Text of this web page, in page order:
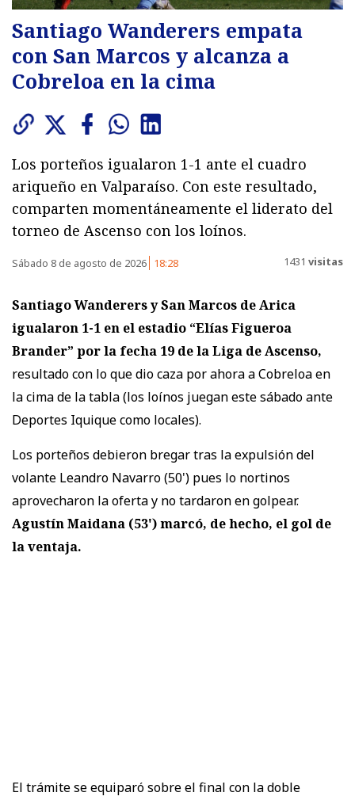
Santiago Wanderers empata
con San Marcos y alcanza a
Cobreloa en la cima
Los porteños igualaron 1-1 ante el cuadro
ariqueño en Valparaíso. Con este resultado,
comparten momentáneamente el liderato del
torneo de Ascenso con los loínos.
Sábado 8 de agosto de 2026 18:28 1431 visitas
Santiago Wanderers y San Marcos de Arica
igualaron 1-1 en el estadio “Elías Figueroa
Brander” por la fecha 19 de la Liga de Ascenso,
resultado con lo que dio caza por ahora a Cobreloa en
la cima de la tabla (los loínos juegan este sábado ante
Deportes Iquique como locales).
Los porteños debieron bregar tras la expulsión del
volante Leandro Navarro (50') pues lo nortinos
aprovecharon la oferta y no tardaron en golpear.
Agustín Maidana (53') marcó, de hecho, el gol de
la ventaja.
El trámite se equiparó sobre el final con la doble